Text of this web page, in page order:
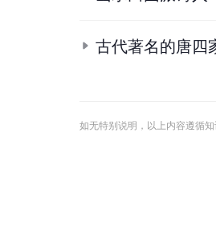
古代著名的唐四
如无特别说明，以上内容遵循